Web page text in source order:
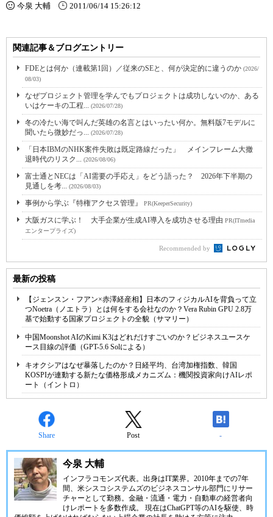
今泉 大輔 2011/06/14 15:26:12
関連記事＆ブログエントリー
FDEとは何か（連載第1回）／従来のSEと、何が決定的に違うのか (2026/
08/03)
なぜプロジェクト管理を学んでもプロジェクトは成功しないのか、ある
いはケーキの工程...
(2026/07/28)
冬の冷たい海で叫んだ英雄の名言とはいったい何か。無料版7モデルに
聞いたら微妙だっ...
(2026/07/28)
「日本IBMのNHK案件失敗は既定路線だった」 メインフレーム大撤
退時代のリスク...
(2026/08/06)
富士通とNECは「AI需要の手応え」をどう語った？ 2026年下半期の
見通しを考...
(2026/08/03)
事例から学ぶ『特権アクセス管理』 PR(KeeperSecurity)
大阪ガスに学ぶ！ 大手企業が生成AI導入を成功させる理由 PR(ITmedia
エンタープライズ)
Recommended by
最新の投稿
【ジェンスン・フアン×赤澤経産相】日本のフィジカルAIを背負って立
つNoetra（ノエトラ）とは何をする会社なのか？Vera Rubin GPU 2.8万
基で始動する国家プロジェクトの全貌（サマリー）
中国Moonshot AIのKimi K3はどれだけすごいのか？ビジネスユースケ
ース目線の評価（GPT-5.6 Solによる）
キオクシアはなぜ暴落したのか？日経平均、台湾加権指数、韓国
KOSPIが連動する新たな価格形成メカニズム：機関投資家向けAIレポ
ート（イントロ）
Share Post -
今泉 大輔
インフラコモンズ代表。出身はIT業界。2010年までの7年
間、米シスコシステムズのビジネスコンサル部門にリサー
チャーとして勤務。金融・流通・電力・自動車の経営者向
けレポートを多数作成。 現在はChatGPT等のAIを駆使、時